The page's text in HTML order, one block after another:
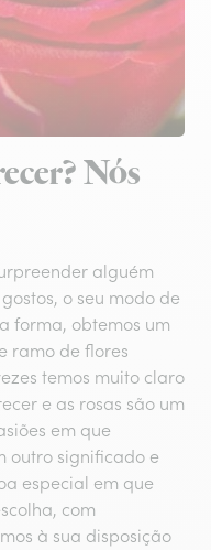
Nós
alguém
o seu modo de
forma, obtemos um
ramo de flores
temos muito claro
e as rosas são um
em que
outro significado e
especial em que
com
à sua disposição